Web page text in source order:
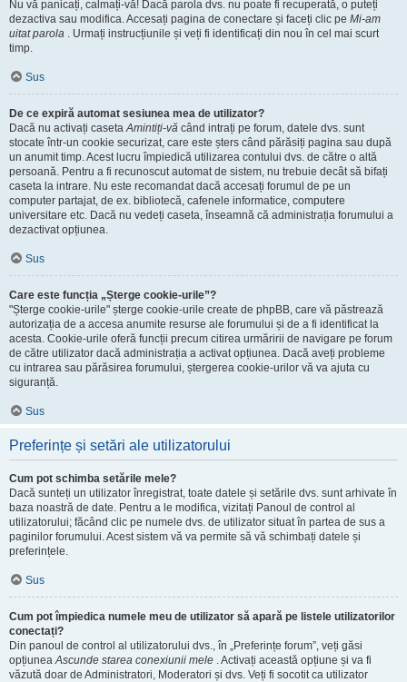
Nu vă panicați, calmați-vă! Dacă parola dvs. nu poate fi recuperată, o puteți
dezactiva sau modifica. Accesați pagina de conectare și faceți clic pe Mi-am
uitat parola . Urmați instrucțiunile și veți fi identificați din nou în cel mai scurt
timp.
Sus
De ce expiră automat sesiunea mea de utilizator?
Dacă nu activați casetaAmintiți-vă când intrați pe forum, datele dvs. sunt
stocate într-un cookie securizat, care este șters când părăsiți pagina sau după
un anumit timp. Acest lucru împiedică utilizarea contului dvs. de către o altă
persoană. Pentru a fi recunoscut automat de sistem, nu trebuie decât să bifați
caseta la intrare. Nu este recomandat dacă accesați forumul de pe un
computer partajat, de ex. bibliotecă, cafenele informatice, computere
universitare etc. Dacă nu vedeți caseta, înseamnă că administrația forumului a
dezactivat opțiunea.
Sus
Care este funcția „Șterge cookie-urile”?
"Șterge cookie-urile" șterge cookie-urile create de phpBB, care vă păstrează
autorizația de a accesa anumite resurse ale forumului și de a fi identificat la
acesta. Cookie-urile oferă funcții precum citirea urmăririi de navigare pe forum
de către utilizator dacă administrația a activat opțiunea. Dacă aveți probleme
cu intrarea sau părăsirea forumului, ștergerea cookie-urilor vă va ajuta cu
siguranță.
Sus
Preferințe și setări ale utilizatorului
Cum pot schimba setările mele?
Dacă sunteți un utilizator înregistrat, toate datele și setările dvs. sunt arhivate în
baza noastră de date. Pentru a le modifica, vizitați Panoul de control al
utilizatorului; făcând clic pe numele dvs. de utilizator situat în partea de sus a
paginilor forumului. Acest sistem vă va permite să vă schimbați datele și
preferințele.
Sus
Cum pot împiedica numele meu de utilizator să apară pe listele utilizatorilor
conectați?
Din panoul de control al utilizatorului dvs., în „Preferințe forum”, veți găsi
opțiuneaAscunde starea conexiunii mele . Activați această opțiune și va fi
văzută doar de Administratori, Moderatori și dvs. Veți fi socotit ca utilizator